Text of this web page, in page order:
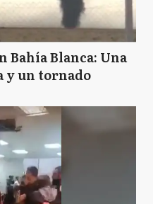
Bahía Blanca: Una
y un tornado